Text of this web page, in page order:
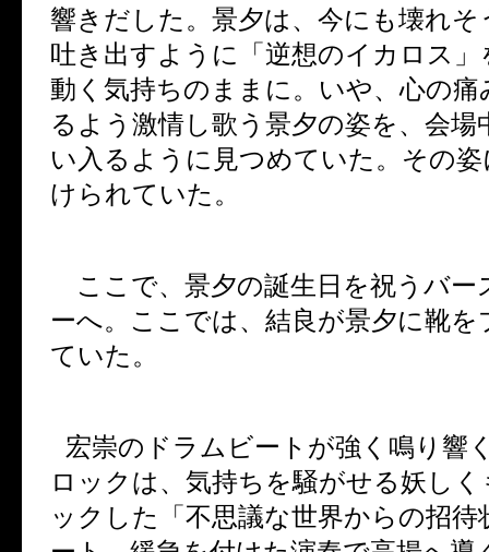
響きだした。景夕は、今にも壊れそ
吐き出すように「逆想のイカロス」
動く気持ちのままに。いや、心の
るよう激情し歌う景夕の姿を、会場
い入るように見つめていた。その
けられていた。
ここで、景夕の誕生日を祝うバー
ーへ。ここでは、結良が景夕に靴
ていた。
宏崇のドラムビートが強く鳴り響
ロックは、気持ちを騒がせる妖し
ックした「不思議な世界からの招待